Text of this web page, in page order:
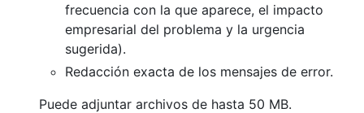
frecuencia con la que aparece, el impacto
empresarial del problema y la urgencia
sugerida).
Redacción exacta de los mensajes de error.
Puede adjuntar archivos de hasta 50 MB.